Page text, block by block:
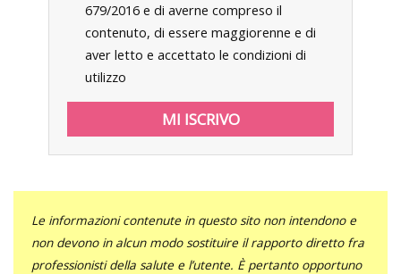
679/2016 e di averne compreso il
contenuto, di essere maggiorenne e di
aver letto e accettato le condizioni di
utilizzo
Le informazioni contenute in questo sito non intendono e
non devono in alcun modo sostituire il rapporto diretto fra
professionisti della salute e l’utente. È pertanto opportuno